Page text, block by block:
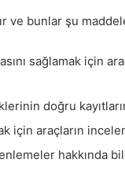
ve bunlar şu
sağlamak için
doğru
için araçların
hakkında